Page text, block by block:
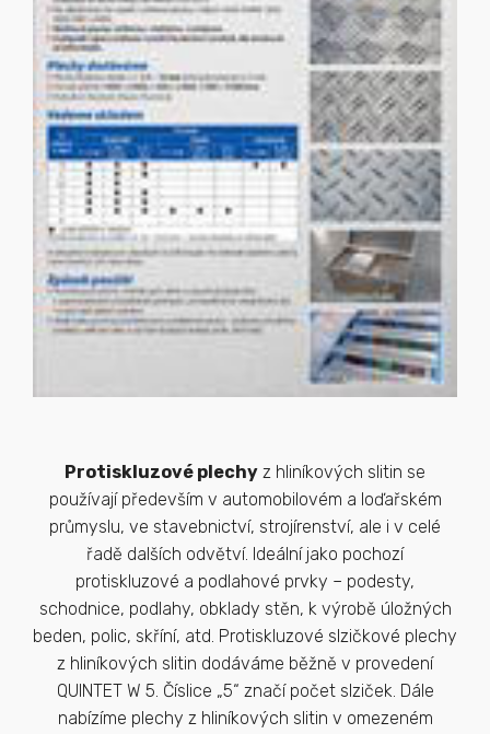
Protiskluzové plechy z hliníkových slitin se
používají především v automobilovém a loďařském
průmyslu, ve stavebnictví, strojírenství, ale i v celé
řadě dalších odvětví. Ideální jako pochozí
protiskluzové a podlahové prvky – podesty,
schodnice, podlahy, obklady stěn, k výrobě úložných
beden, polic, skříní, atd. Protiskluzové slzičkové plechy
z hliníkových slitin dodáváme běžně v provedení
QUINTET W 5. Číslice „5“ značí počet slziček. Dále
nabízíme plechy z hliníkových slitin v omezeném